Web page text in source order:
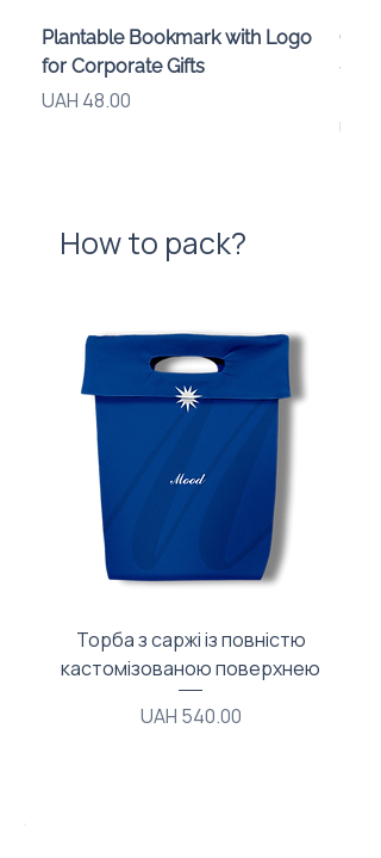
Plantable Bookmark with Logo
for Corporate Gifts
Price
UAH 48.00
Price
UAH
How to pack?
Торба з саржі із повністю
кастомізованою поверхнею
Price
UAH 540.00